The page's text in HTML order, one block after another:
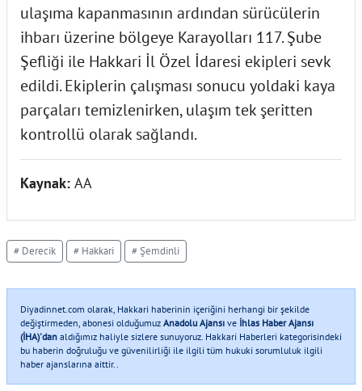
ulaşıma kapanmasının ardından sürücülerin
ihbarı üzerine bölgeye Karayolları 117. Şube
Şefliği ile Hakkari İl Özel İdaresi ekipleri sevk
edildi. Ekiplerin çalışması sonucu yoldaki kaya
parçaları temizlenirken, ulaşım tek şeritten
kontrollü olarak sağlandı.
Kaynak: AA
# Derecik # Hakkari # Şemdinli
Diyadinnet.com olarak, Hakkari haberinin içeriğini herhangi bir şekilde
değiştirmeden, abonesi olduğumuz Anadolu Ajansı ve İhlas Haber Ajansı
(İHA)'dan aldığımız haliyle sizlere sunuyoruz. Hakkari Haberleri kategorisindeki
bu haberin doğruluğu ve güvenilirliği ile ilgili tüm hukuki sorumluluk ilgili
haber ajanslarına aittir..